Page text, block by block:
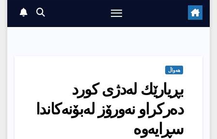
هەواڵ
بڕیارێك له‌دژى كورد
ده‌ركراو نه‌ورۆز له‌بۆنه‌كاندا
سڕایه‌وه‌